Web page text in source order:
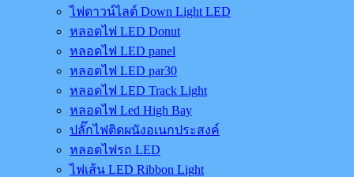
ไฟดาวน์ไลต์ Down Light LED
หลอดไฟ LED Donut
หลอดไฟ LED panel
หลอดไฟ LED par30
หลอดไฟ LED Track Light
หลอดไฟ Led High Bay
ปลั๊กไฟติดผนังอเนกประสงค์
หลอดไฟรถ LED
ไฟเส้น LED Ribbon Light